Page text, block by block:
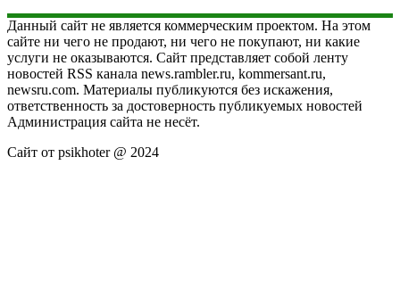
Данный сайт не является коммерческим проектом. На этом
сайте ни чего не продают, ни чего не покупают, ни какие
услуги не оказываются. Сайт представляет собой ленту
новостей RSS канала news.rambler.ru, kommersant.ru,
newsru.com. Материалы публикуются без искажения,
ответственность за достоверность публикуемых новостей
Администрация сайта не несёт.
Сайт от psikhoter @ 2024